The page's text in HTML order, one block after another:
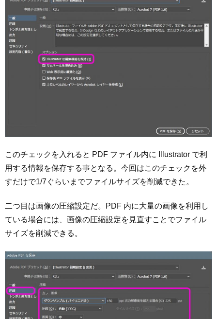
このチェックを入れると PDF ファイル内に Illustrator で利
用する情報を保存する事となる。今回はこのチェックを外
すだけで1/7ぐらいまでファイルサイズを削減できた。
二つ目は画像の圧縮設定だ。PDF 内に大量の画像を利用し
ている場合には、画像の圧縮設定を見直すことでファイル
サイズを削減できる。